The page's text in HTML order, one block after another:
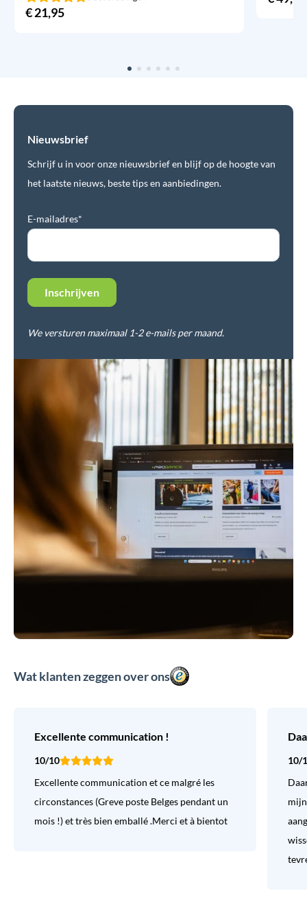
€21,95
Nieuwsbrief
Schrijf u in voor onze nieuwsbrief en blijf op de hoogte van
het laatste nieuws, beste tips en aanbiedingen.
E-mailadres*
We versturen maximaal 1-2 e-mails per maand.
Wat klanten zeggen over ons
Excellente communication !
10/10
Excellente communication et ce malgré les
circonstances (Greve poste Belges pendant un
mois !) et très bien emballé .Merci et à bientot
10/